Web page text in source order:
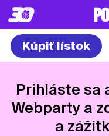
Kúpiť lístok
Prihláste sa
Webparty a
a